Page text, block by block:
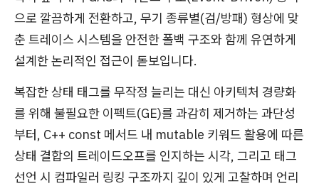
으로 깔끔하게 전환하고, 무기 종류별(검/방패) 형상에 맞
춘 트레이스 시스템을 안전한 폴백 구조와 함께 유연하게
설계한 논리적인 접근이 돋보입니다.
복잡한 상태 태그를 무작정 늘리는 대신 아키텍처 경량화
를 위해 불필요한 이펙트(GE)를 과감히 제거하는 과단성
부터, C++ const 메서드 내 mutable 키워드 활용에 따른
상태 결합의 트레이드오프를 인지하는 시각, 그리고 태그
선언 시 컴파일러 링킹 구조까지 깊이 있게 고찰하며 언리